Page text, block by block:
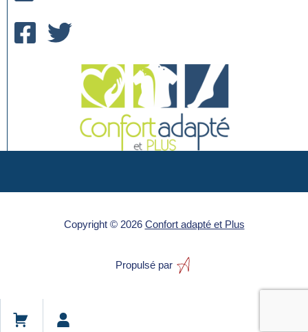
Copyright © 2026 Confort adapté et Plus
Propulsé par